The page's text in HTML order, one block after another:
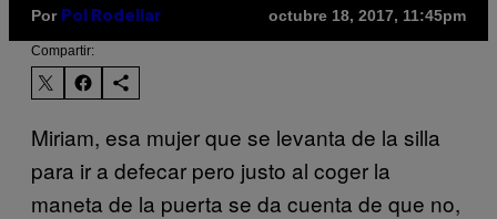
Por Pol Rodellar octubre 18, 2017, 11:45pm
Compartir:
Miriam, esa mujer que se levanta de la silla
para ir a defecar pero justo al coger la
maneta de la puerta se da cuenta de que no,